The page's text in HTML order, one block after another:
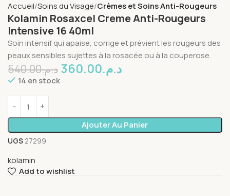
Accueil Soins du Visage Crèmes et Soins Anti-Rougeurs
Kolamin Rosaxcel Creme Anti-Rougeurs
Intensive 16 40ml
Soin intensif qui apaise, corrige et prévient les rougeurs des
peaux sensibles sujettes à la rosacée ou à la couperose.
د.م.540.00 د.م.360.00
14 en stock
Ajouter Au Panier
UGS 27299
kolamin
Add to wishlist